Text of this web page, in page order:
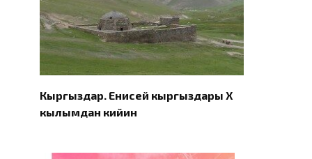
Кыргыздар. Eнисей кыргыздары X
кылымдан кийин